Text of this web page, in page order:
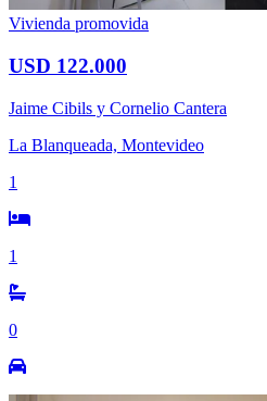
Vivienda promovida
USD 122.000
Jaime Cibils y Cornelio Cantera
La Blanqueada, Montevideo
1
1
0